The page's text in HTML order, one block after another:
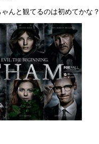
んと観てるのは初めてかな？